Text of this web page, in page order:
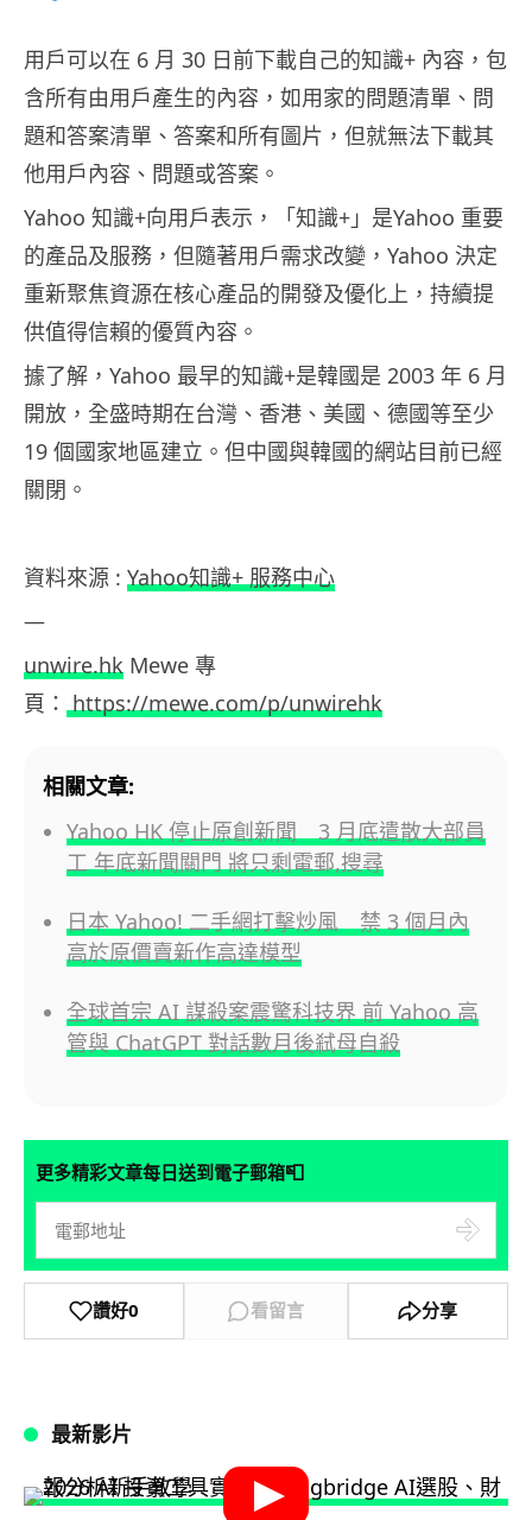
用戶可以在 6 月 30 日前下載自己的知識+ 內容，包
含所有由用戶產生的內容，如用家的問題清單、問
題和答案清單、答案和所有圖片，但就無法下載其
他用戶內容、問題或答案。
Yahoo 知識+向用戶表示，「知識+」是Yahoo 重要
的產品及服務，但隨著用戶需求改變，Yahoo 決定
重新聚焦資源在核心產品的開發及優化上，持續提
供值得信賴的優質內容。
據了解，Yahoo 最早的知識+是韓國是 2003 年 6 月
開放，全盛時期在台灣、香港、美國、德國等至少
19 個國家地區建立。但中國與韓國的網站目前已經
關閉。
資料來源 : Yahoo知識+ 服務中心
—
unwire.hk Mewe 專
頁： https://mewe.com/p/unwirehk
相關文章:
Yahoo HK 停止原創新聞 3 月底遣散大部員
工 年底新聞關門 將只剩電郵,搜尋
日本 Yahoo! 二手網打擊炒風 禁 3 個月內
高於原價賣新作高達模型
全球首宗 AI 謀殺案震驚科技界 前 Yahoo 高
管與 ChatGPT 對話數月後弒母自殺
更多精彩文章每日送到電子郵箱📮
讚好0 看留言 分享
最新影片